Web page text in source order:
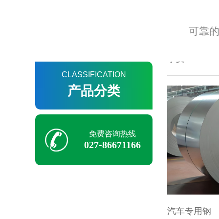
可靠
CLASSIFICATION
产品分类
免费咨询热线
027-86671166
汽车专用钢